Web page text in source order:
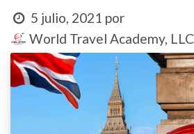
5 julio, 2021 por
World Travel Academy, LLC